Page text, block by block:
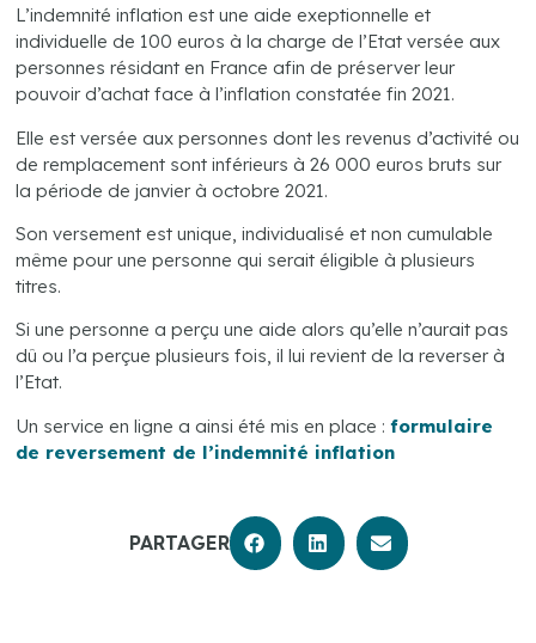
L’indemnité inflation est une aide exeptionnelle et
individuelle de 100 euros à la charge de l’Etat versée aux
personnes résidant en France afin de préserver leur
pouvoir d’achat face à l’inflation constatée fin 2021.
Elle est versée aux personnes dont les revenus d’activité ou
de remplacement sont inférieurs à 26 000 euros bruts sur
la période de janvier à octobre 2021.
Son versement est unique, individualisé et non cumulable
même pour une personne qui serait éligible à plusieurs
titres.
Si une personne a perçu une aide alors qu’elle n’aurait pas
dû ou l’a perçue plusieurs fois, il lui revient de la reverser à
l’Etat.
Un service en ligne a ainsi été mis en place :formulaire
de reversement de l’indemnité inflation
PARTAGER